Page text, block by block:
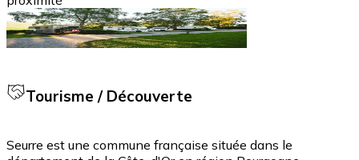
Tourisme / Découverte
Seurre est une commune française située dans le